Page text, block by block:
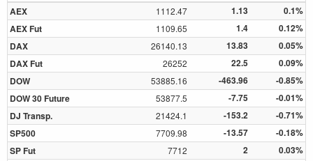
AEX
1112.47 1.13
0.1%
AEX Fut
1109.65 1.4
0.12%
DAX
26140.13 13.83
0.05%
DAX Fut
26252 22.5
0.09%
DOW
53885.16 -463.96
-0.85%
DOW 30 Future
53877.5 -7.75
-0.01%
DJ Transp.
21424.1 -153.2
-0.71%
SP500
7709.98 -13.57
-0.18%
SP Fut
7712 2
0.03%